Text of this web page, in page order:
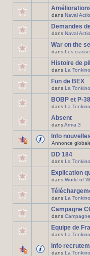
dans Naval
Demandes
dans Naval
War on the
dans Les
Histoire de
dans La
Fun de BEX
dans La
BOBP et P-38
dans La
Absent
dansArma 3
Info
Annonce
DD 184
dans La
Explication
dans World of
dans La
Campagne
dans
Equipe de
dans La
Info
dans La